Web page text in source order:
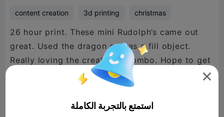
content creation 3d printing christmas
26 hour print. These mini Rudolph’s came out
great. Used the dragon egg as a fill object.
Really loving the creality hi combo. Hope to get
the k2 plus soon

استمتع بالتجربة الكاملة